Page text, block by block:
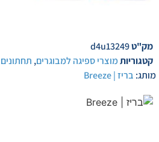
מק"טd4u13249
קטגוריותמוצרי ספיגה למבוגרים,
מותג: בריז | Breeze